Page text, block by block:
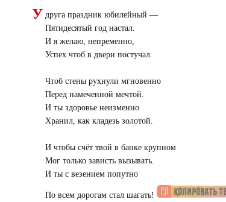
У друга праздник юбилейный —
Пятидесятый год настал.
И я желаю, непременно,
Успех чтоб в двери постучал.
Чтоб стены рухнули мгновенно
Перед намеченной мечтой.
И ты здоровье неизменно
Хранил, как кладезь золотой.
И чтобы счёт твой в банке крупном
Мог только зависть вызывать.
И ты с везением попутно
По всем дорогам стал шагать!